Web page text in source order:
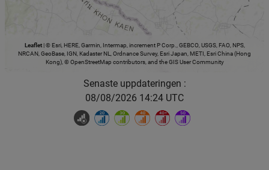
Leaflet |© Esri, HERE, Garmin, Intermap, increment P Corp., GEBCO, USGS, FAO, NPS,
NRCAN, GeoBase, IGN, Kadaster NL, Ordnance Survey, Esri Japan, METI, Esri China (Hong
Kong), © OpenStreetMap contributors, and the GIS User Community
Senaste uppdateringen :
08/08/2026 14:24 UTC